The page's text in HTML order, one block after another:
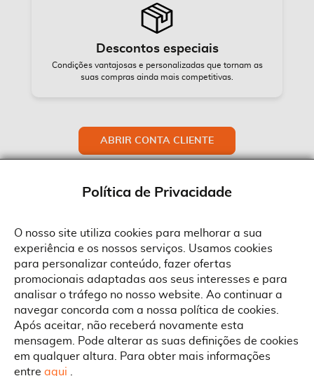
Descontos especiais
Condições vantajosas e personalizadas que tornam as
suas compras ainda mais competitivas.
ABRIR CONTA CLIENTE
Política de Privacidade
O nosso site utiliza cookies para melhorar a sua
experiência e os nossos serviços. Usamos cookies
para personalizar conteúdo, fazer ofertas
promocionais adaptadas aos seus interesses e para
analisar o tráfego no nosso website. Ao continuar a
navegar concorda com a nossa política de cookies.
Após aceitar, não receberá novamente esta
mensagem. Pode alterar as suas definições de cookies
em qualquer altura. Para obter mais informações
entre aqui
Sobre a Suprides
Quem Somos
Informações
Termos e Condições
Condições Gerais de Venda
Serviço Pós-Venda
Contactos
Morada
Rua Gonçalves Zarco, 1837
Política de Cookies
Ao aceitar a política de cookies da Suprides deverá ter em consideração
que a utilização de cookies possibilita a personalização da utilização e a
apresentação de serviços e ofertas adaptadas ao seu interesses. Pode
alterar as suas definições de cookies a qualquer altura.